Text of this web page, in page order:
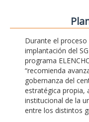
Durante el
implantación del
programa
“recomienda
gobernanza del
estratégica propia,
institucional de la
entre los distintos